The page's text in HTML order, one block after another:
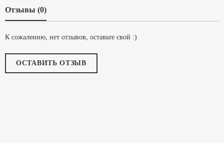
Отзывы (0)
К сожалению, нет отзывов, оставьте свой :)
ОСТАВИТЬ ОТЗЫВ